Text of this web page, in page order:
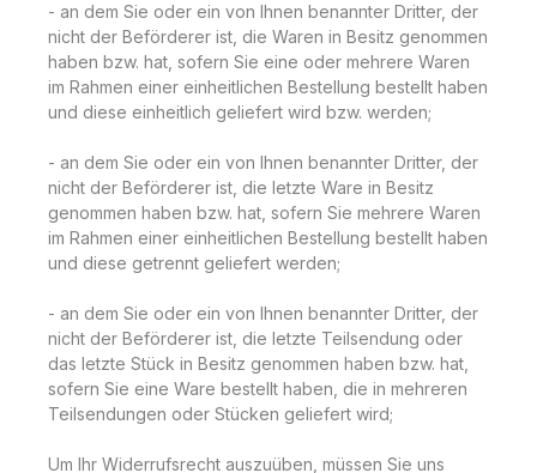
- an dem Sie oder ein von Ihnen benannter Dritter, der
nicht der Beförderer ist, die Waren in Besitz genommen
haben bzw. hat, sofern Sie eine oder mehrere Waren
im Rahmen einer einheitlichen Bestellung bestellt haben
und diese einheitlich geliefert wird bzw. werden;
- an dem Sie oder ein von Ihnen benannter Dritter, der
nicht der Beförderer ist, die letzte Ware in Besitz
genommen haben bzw. hat, sofern Sie mehrere Waren
im Rahmen einer einheitlichen Bestellung bestellt haben
und diese getrennt geliefert werden;
- an dem Sie oder ein von Ihnen benannter Dritter, der
nicht der Beförderer ist, die letzte Teilsendung oder
das letzte Stück in Besitz genommen haben bzw. hat,
sofern Sie eine Ware bestellt haben, die in mehreren
Teilsendungen oder Stücken geliefert wird;
Um Ihr Widerrufsrecht auszuüben, müssen Sie uns